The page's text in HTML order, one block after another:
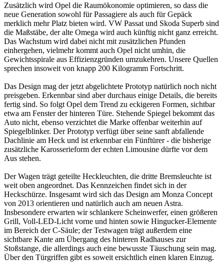
Zusätzlich wird Opel die Raumökonomie optimieren, so dass die
neue Generation sowohl für Passagiere als auch für Gepäck
merklich mehr Platz bieten wird. VW Passat und Skoda Superb sind
die Maßstäbe, der alte Omega wird auch künftig nicht ganz erreicht.
Das Wachstum wird dabei nicht mit zusätzlichen Pfunden
einhergehen, vielmehr kommt auch Opel nicht umhin, die
Gewichtsspirale aus Effizienzgründen umzukehren. Unsere Quellen
sprechen insoweit von knapp 200 Kilogramm Fortschritt.
Das Design mag der jetzt abgelichtete Prototyp natürlich noch nicht
preisgeben. Erkennbar sind aber durchaus einige Details, die bereits
fertig sind. So folgt Opel dem Trend zu eckigeren Formen, sichtbar
etwa am Fenster der hinteren Türe. Stehende Spiegel bekommt das
Auto nicht, ebenso verzichtet die Marke offenbar weiterhin auf
Spiegelblinker. Der Prototyp verfügt über seine sanft abfallende
Dachlinie am Heck und ist erkennbar ein Fünftürer - die bisherige
zusätzliche Karosserieform der echten Limousine dürfte vor dem
Aus stehen.
Der Wagen trägt geteilte Heckleuchten, die dritte Bremsleuchte ist
weit oben angeordnet. Das Kennzeichen findet sich in der
Heckschürze. Insgesamt wird sich das Design am Monza Concept
von 2013 orientieren und natürlich auch am neuen Astra.
Insbesondere erwarten wir schlankere Scheinwerfer, einen größeren
Grill, Voll-LED-Licht vorne und hinten sowie Hingucker-Elemente
im Bereich der C-Säule; der Testwagen trägt außerdem eine
sichtbare Kante am Übergang des hinteren Radhauses zur
Stoßstange, die allerdings auch eine bewusste Täuschung sein mag.
Über den Türgriffen gibt es soweit ersichtlich einen klaren Einzug.